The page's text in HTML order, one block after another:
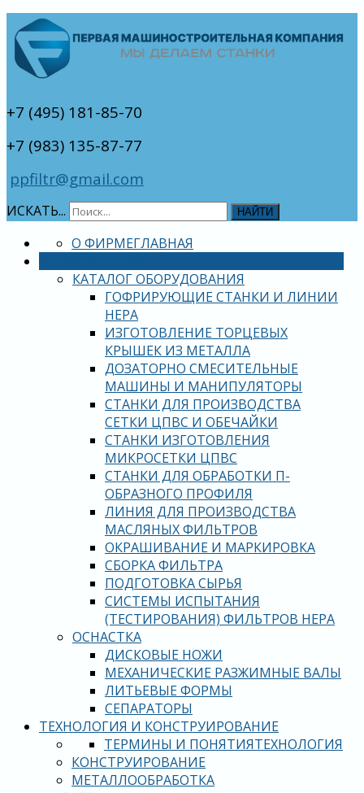
+7 (495) 181-85-70
+7 (983) 135-87-77
ppfiltr@gmail.com
ИСКАТЬ... НАЙТИ
ГЛАВНАЯ
О ФИРМЕ
КАТАЛОГ ОБОРУДОВАНИЯ
ГОФРИРУЮЩИЕ СТАНКИ И ЛИНИИ
HEPA
ИЗГОТОВЛЕНИЕ ТОРЦЕВЫХ
КРЫШЕК ИЗ МЕТАЛЛА
ДОЗАТОРНО СМЕСИТЕЛЬНЫЕ
МАШИНЫ И МАНИПУЛЯТОРЫ
СТАНКИ ДЛЯ ПРОИЗВОДСТВА
СЕТКИ ЦПВС И ОБЕЧАЙКИ
СТАНКИ ИЗГОТОВЛЕНИЯ
МИКРОСЕТКИ ЦПВС
СТАНКИ ДЛЯ ОБРАБОТКИ П-
ОБРАЗНОГО ПРОФИЛЯ
ЛИНИЯ ДЛЯ ПРОИЗВОДСТВА
МАСЛЯНЫХ ФИЛЬТРОВ
ОКРАШИВАНИЕ И МАРКИРОВКА
СБОРКА ФИЛЬТРА
ПОДГОТОВКА СЫРЬЯ
СИСТЕМЫ ИСПЫТАНИЯ
(ТЕСТИРОВАНИЯ) ФИЛЬТРОВ HEPA
ОСНАСТКА
ДИСКОВЫЕ НОЖИ
МЕХАНИЧЕСКИЕ РАЗЖИМНЫЕ ВАЛЫ
ЛИТЬЕВЫЕ ФОРМЫ
СЕПАРАТОРЫ
ТЕХНОЛОГИЯ И КОНСТРУИРОВАНИЕ
ТЕХНОЛОГИЯ
ТЕРМИНЫ И ПОНЯТИЯ
КОНСТРУИРОВАНИЕ
МЕТАЛЛООБРАБОТКА